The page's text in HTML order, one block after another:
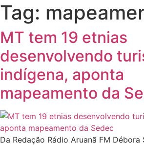
Tag:
MT tem 19 etnias
desenvolvendo
indígena, aponta
mapeamento da
Da Redação Rádio Aruanã FM Débora